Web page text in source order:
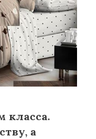
класса.
а